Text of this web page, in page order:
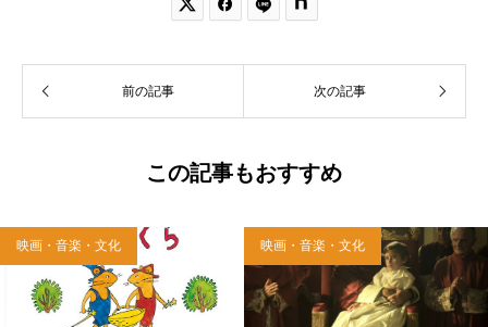
前の記事 次の記事
この記事もおすすめ
映画・音楽・文化 映画・音楽・文化